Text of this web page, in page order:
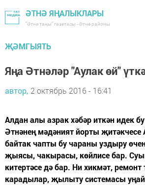
ӘТНӘ ЯҢАЛЫКЛАРЫ
"Әтнә таңы" газетасы - Әтнә районы
ҖӘМГЫЯТЬ
Яңа Әтнәләр "Аулак өй"
автор, 2 октябрь 2016 - 16:41
Алдан алы азрак хәбәр иткән идек
Әтнәнең мәдәният йорты җитәкчесе
байтак чапты бу чараны уздыру
җыясы, чакырасы, көйлисе бар.
китертәсе дә бар. Ни хикмәт, ремонт
карадылар, җылыту системасы